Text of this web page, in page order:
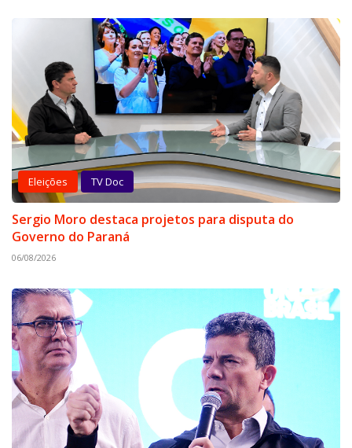
Eleições TV Doc
Sergio Moro destaca projetos para disputa do
Governo do Paraná
06/08/2026